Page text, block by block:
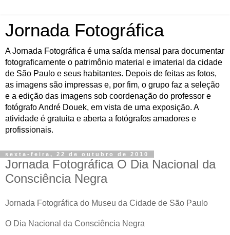
Jornada Fotográfica
A Jornada Fotográfica é uma saída mensal para documentar
fotograficamente o patrimônio material e imaterial da cidade
de São Paulo e seus habitantes. Depois de feitas as fotos,
as imagens são impressas e, por fim, o grupo faz a seleção
e a edição das imagens sob coordenação do professor e
fotógrafo André Douek, em vista de uma exposição. A
atividade é gratuita e aberta a fotógrafos amadores e
profissionais.
sexta-feira, 22 de outubro de 2010
Jornada Fotográfica O Dia Nacional da
Consciência Negra
Jornada Fotográfica do Museu da Cidade de São Paulo
O Dia Nacional da Consciência Negra